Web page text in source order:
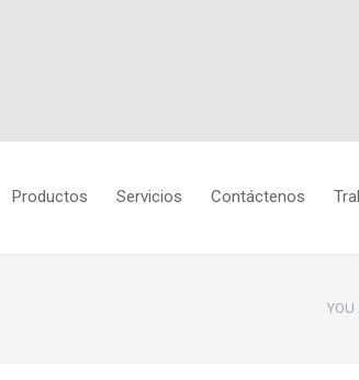
Productos Servicios Contáctenos
YOU